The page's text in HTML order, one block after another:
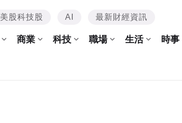
美股科技股 AI 最新財經資訊
商業 科技 職場 生活 時事